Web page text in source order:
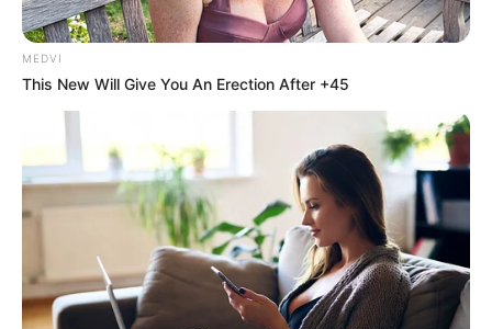
MEDVI
This New Will Give You An Erection After +45